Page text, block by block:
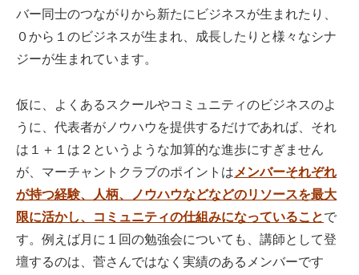
バー同士のつながりから新たにビジネスが生まれたり、
０から１のビジネスが生まれ、成長したりと様々なシナ
ジーが生まれています。
仮に、よくあるスクールやコミュニティのビジネスのよ
うに、代表者がノウハウを提供するだけであれば、それ
は１＋１は２というような加算的な進歩にすぎません
が、マーチャントクラブのポイントは メンバーそれぞれ
が持つ経験、人柄、ノウハウなどなどのリソースを最大
限に活かし、コミュニティの仕組みになっていることで
す。例えば月に１回の勉強会についても、講師として登
壇するのは、菅さんではなく実績のあるメンバーです